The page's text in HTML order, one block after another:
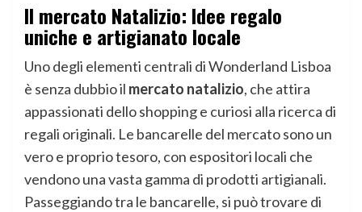
Il mercato Natalizio: Idee regalo
uniche e artigianato locale
Uno degli elementi centrali di Wonderland Lisboa
è senza dubbio il mercato natalizio, che attira
appassionati dello shopping e curiosi alla ricerca di
regali originali. Le bancarelle del mercato sono un
vero e proprio tesoro, con espositori locali che
vendono una vasta gamma di prodotti artigianali.
Passeggiando tra le bancarelle, si può trovare di